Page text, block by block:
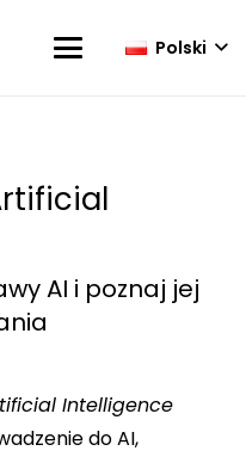
Polski
AI i poznaj jej
Intelligence
do AI,